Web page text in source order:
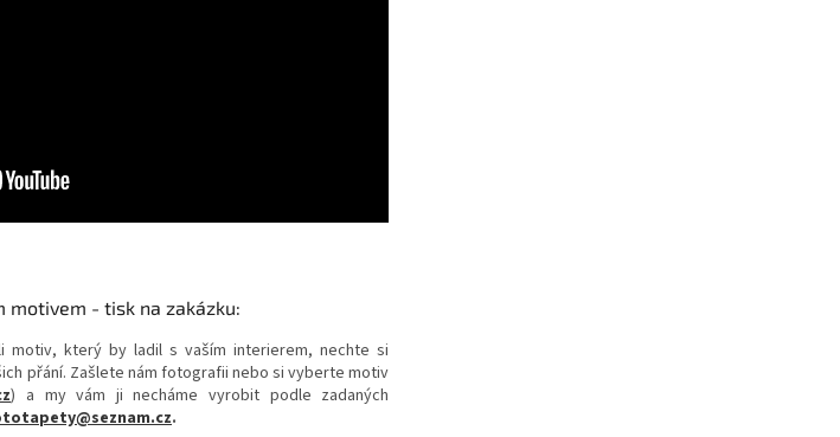
- tisk na zakázku:
motiv, který by ladil s vaším interierem, nechte si
přání. Zašlete nám fotografii nebo si vyberte motiv
) a my vám ji necháme vyrobit podle zadaných
.